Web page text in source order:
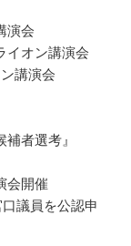
演会
オン講演会
講演会
者選考』
開催
議員を公認申